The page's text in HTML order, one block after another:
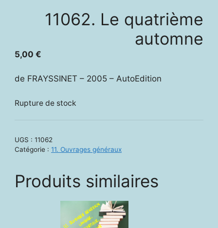
11062. Le quatrième
automne
5,00 €
de FRAYSSINET – 2005 – AutoEdition
Rupture de stock
UGS : 11062
Catégorie : 11. Ouvrages généraux
Produits similaires